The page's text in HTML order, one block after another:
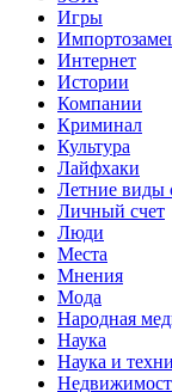
Игры
Интернет
Истории
Компании
Криминал
Культура
Лайфхаки
Летние виды
Личный счет
Люди
Места
Мнения
Мода
Народная
Наука
Наука и